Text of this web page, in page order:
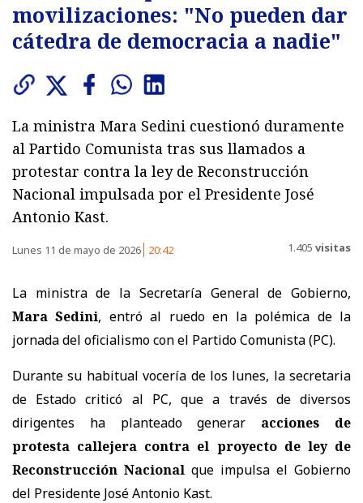
movilizaciones: "No pueden dar
cátedra de democracia a nadie"
La ministra Mara Sedini cuestionó duramente
al Partido Comunista tras sus llamados a
protestar contra la ley de Reconstrucción
Nacional impulsada por el Presidente José
Antonio Kast.
Lunes 11 de mayo de 2026 20:42 1.405 visitas
La ministra de la Secretaría General de Gobierno,
Mara Sedini, entró al ruedo en la polémica de la
jornada del oficialismo con el Partido Comunista (PC).
Durante su habitual vocería de los lunes, la secretaria
de Estado criticó al PC, que a través de diversos
dirigentes ha planteado generar acciones de
protesta callejera contra el proyecto de ley de
Reconstrucción Nacional que impulsa el Gobierno
del Presidente José Antonio Kast.